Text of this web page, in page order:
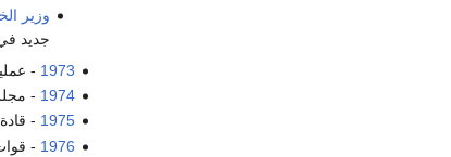
وزير
جديد
1973
-
1974
-
1975
-
1976
-